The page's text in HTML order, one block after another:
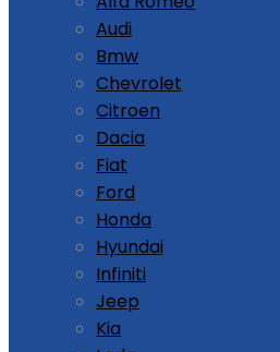
Audi
Bmw
Chevrolet
Citroen
Dacia
Fiat
Ford
Honda
Hyundai
Infiniti
Jeep
Kia